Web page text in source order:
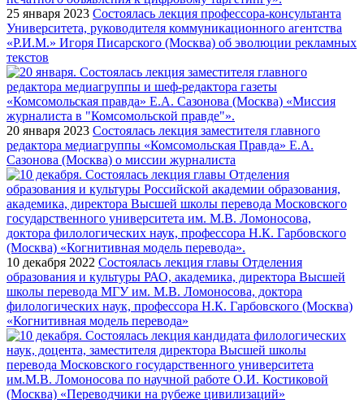
25 января 2023 Состоялась лекция профессора-консультанта
Университета, руководителя коммуникационного агентства
«Р.И.М.» Игоря Писарского (Москва) об эволюции рекламных
текстов
20 января 2023 Состоялась лекция заместителя главного
редактора медиагруппы «Комсомольская Правда» Е.А.
Сазонова (Москва) о миссии журналиста
10 декабря 2022 Состоялась лекция главы Отделения
образования и культуры РАО, академика, директора Высшей
школы перевода МГУ им. М.В. Ломоносова, доктора
филологических наук, профессора Н.К. Гарбовского (Москва)
«Когнитивная модель перевода»